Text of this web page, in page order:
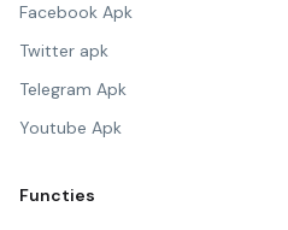
Facebook Apk
Twitter apk
Telegram Apk
Youtube Apk
Functies